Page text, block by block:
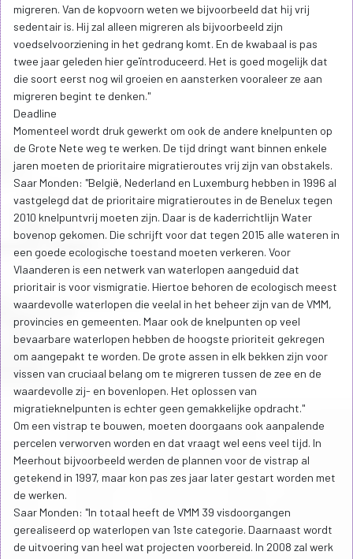
migreren. Van de kopvoorn weten we bijvoorbeeld dat hij vrij
sedentair is. Hij zal alleen migreren als bijvoorbeeld zijn
voedselvoorziening in het gedrang komt. En de kwabaal is pas
twee jaar geleden hier geïntroduceerd. Het is goed mogelijk dat
die soort eerst nog wil groeien en aansterken vooraleer ze aan
migreren begint te denken."
Deadline
Momenteel wordt druk gewerkt om ook de andere knelpunten op
de Grote Nete weg te werken. De tijd dringt want binnen enkele
jaren moeten de prioritaire migratieroutes vrij zijn van obstakels.
Saar Monden: "België, Nederland en Luxemburg hebben in 1996 al
vastgelegd dat de prioritaire migratieroutes in de Benelux tegen
2010 knelpuntvrij moeten zijn. Daar is de kaderrichtlijn Water
bovenop gekomen. Die schrijft voor dat tegen 2015 alle wateren in
een goede ecologische toestand moeten verkeren. Voor
Vlaanderen is een netwerk van waterlopen aangeduid dat
prioritair is voor vismigratie. Hiertoe behoren de ecologisch meest
waardevolle waterlopen die veelal in het beheer zijn van de VMM,
provincies en gemeenten. Maar ook de knelpunten op veel
bevaarbare waterlopen hebben de hoogste prioriteit gekregen
om aangepakt te worden. De grote assen in elk bekken zijn voor
vissen van cruciaal belang om te migreren tussen de zee en de
waardevolle zij- en bovenlopen. Het oplossen van
migratieknelpunten is echter geen gemakkelijke opdracht."
Om een vistrap te bouwen, moeten doorgaans ook aanpalende
percelen verworven worden en dat vraagt wel eens veel tijd. In
Meerhout bijvoorbeeld werden de plannen voor de vistrap al
getekend in 1997, maar kon pas zes jaar later gestart worden met
de werken.
Saar Monden: "In totaal heeft de VMM 39 visdoorgangen
gerealiseerd op waterlopen van 1ste categorie. Daarnaast wordt
de uitvoering van heel wat projecten voorbereid. In 2008 zal werk